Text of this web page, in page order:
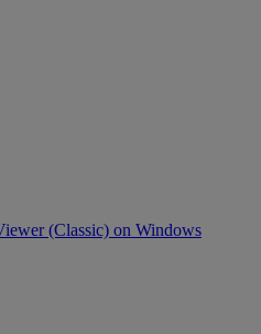
(Classic) on Windows